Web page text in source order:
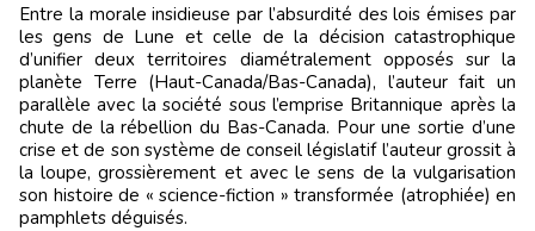
Entre la morale insidieuse par l’absurdité des lois émises par
les gens de Lune et celle de la décision catastrophique
d’unifier deux territoires diamétralement opposés sur la
planète Terre (Haut-Canada/Bas-Canada), l’auteur fait un
parallèle avec la société sous l’emprise Britannique après la
chute de la rébellion du Bas-Canada. Pour une sortie d’une
crise et de son système de conseil législatif l’auteur grossit à
la loupe, grossièrement et avec le sens de la vulgarisation
son histoire de « science-fiction » transformée (atrophiée) en
pamphlets déguisés.